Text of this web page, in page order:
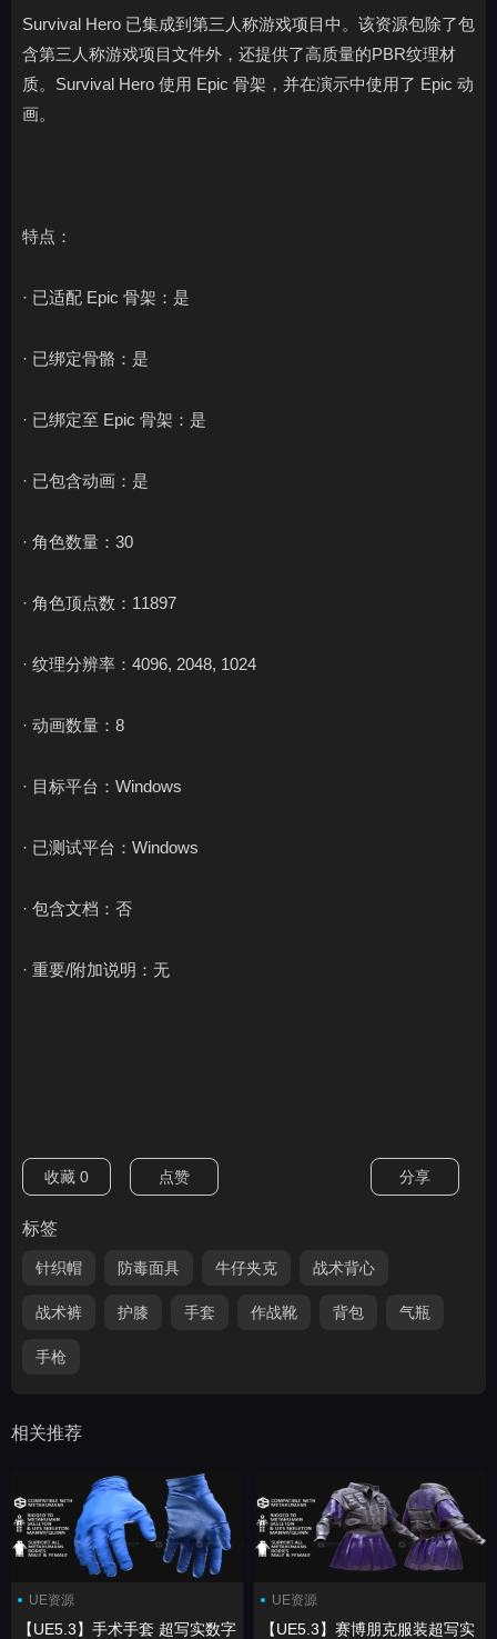
Survival Hero 已集成到第三人称游戏项目中。该资源包除了包
含第三人称游戏项目文件外，还提供了高质量的PBR纹理材
质。Survival Hero 使用 Epic 骨架，并在演示中使用了 Epic 动
画。
特点：
· 已适配 Epic 骨架：是
· 已绑定骨骼：是
· 已绑定至 Epic 骨架：是
· 已包含动画：是
· 角色数量：30
· 角色顶点数：11897
· 纹理分辨率：4096, 2048, 1024
· 动画数量：8
· 目标平台：Windows
· 已测试平台：Windows
· 包含文档：否
· 重要/附加说明：无
收藏 0 点赞 分享
标签
针织帽 防毒面具 牛仔夹克 战术背心
战术裤 护膝 手套 作战靴 背包 气瓶
手枪
相关推荐
UE资源
【UE5.3】手术手套 超写实数字
UE资源
【UE5.3】赛博朋克服装超写实